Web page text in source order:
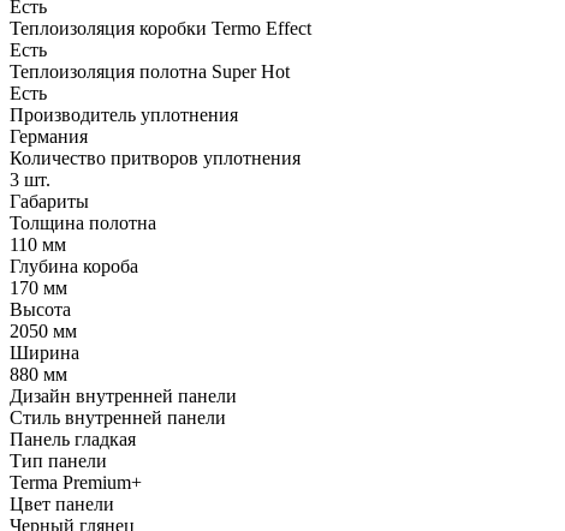
Есть
Теплоизоляция коробки Termo Effect
Есть
Теплоизоляция полотна Super Нot
Есть
Производитель уплотнения
Германия
Количество притворов уплотнения
3 шт.
Габариты
Толщина полотна
110 мм
Глубина короба
170 мм
Высота
2050 мм
Ширина
880 мм
Дизайн внутренней панели
Стиль внутренней панели
Панель гладкая
Тип панели
Terma Premium+
Цвет панели
Черный глянец